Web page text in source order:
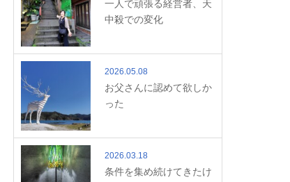
一人で頑張る経営者、天
中殺での変化
2026.05.08
お父さんに認めて欲しか
った
2026.03.18
条件を集め続けてきたけ